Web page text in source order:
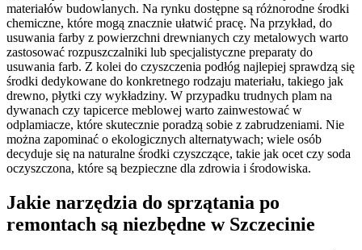
materiałów budowlanych. Na rynku dostępne są różnorodne środki
chemiczne, które mogą znacznie ułatwić pracę. Na przykład, do
usuwania farby z powierzchni drewnianych czy metalowych warto
zastosować rozpuszczalniki lub specjalistyczne preparaty do
usuwania farb. Z kolei do czyszczenia podłóg najlepiej sprawdzą się
środki dedykowane do konkretnego rodzaju materiału, takiego jak
drewno, płytki czy wykładziny. W przypadku trudnych plam na
dywanach czy tapicerce meblowej warto zainwestować w
odplamiacze, które skutecznie poradzą sobie z zabrudzeniami. Nie
można zapominać o ekologicznych alternatywach; wiele osób
decyduje się na naturalne środki czyszczące, takie jak ocet czy soda
oczyszczona, które są bezpieczne dla zdrowia i środowiska.
Jakie narzędzia do sprzątania po
remontach są niezbędne w Szczecinie